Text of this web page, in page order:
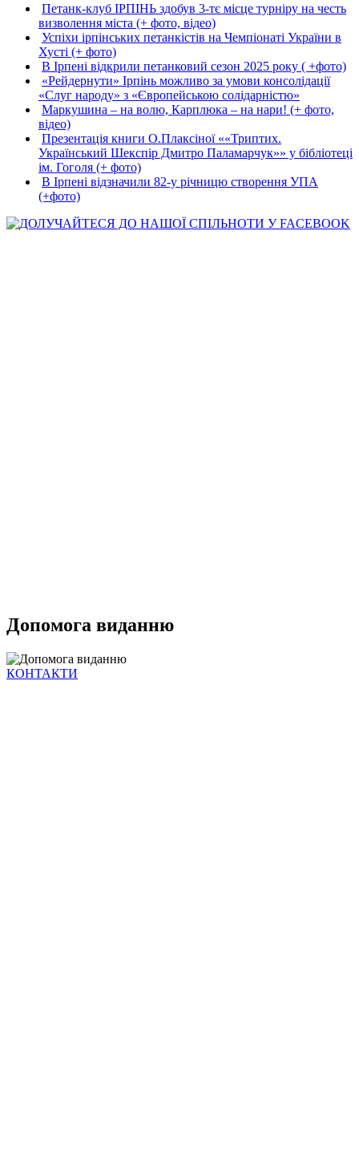
Петанк-клуб ІРПІНЬ здобув 3-тє місце турніру на честь
визволення міста (+ фото, відео)
Успіхи ірпінських петанкістів на Чемпіонаті України в
Хусті (+ фото)
В Ірпені відкрили петанковий сезон 2025 року ( +фото)
«Рейдернути» Ірпінь можливо за умови консолідації
«Слуг народу» з «Європейською солідарністю»
Маркушина – на волю, Карплюка – на нари! (+ фото,
відео)
Презентація книги О.Плаксіної ««Триптих.
Український Шекспір Дмитро Паламарчук»» у бібліотеці
ім. Гоголя (+ фото)
В Ірпені відзначили 82-у річницю створення УПА
(+фото)
Допомога виданню
КОНТАКТИ